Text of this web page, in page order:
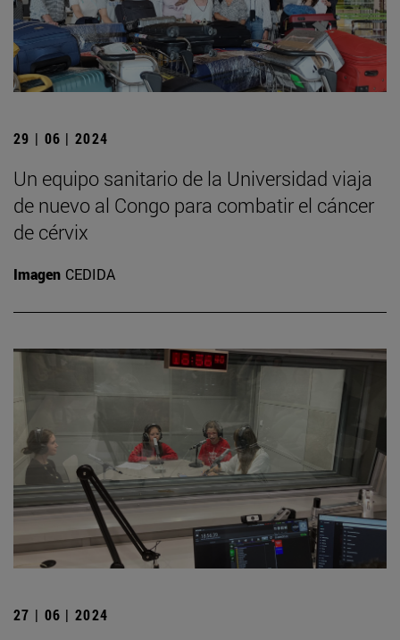
29 | 06 | 2024
Un equipo sanitario de la Universidad viaja
de nuevo al Congo para combatir el cáncer
de cérvix
Imagen CEDIDA
27 | 06 | 2024